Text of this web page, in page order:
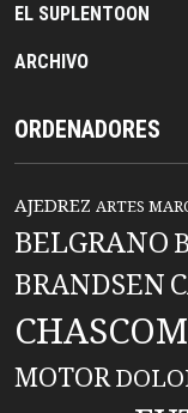
EL SUPLENTOON
ARCHIVO
ORDENADORES
AJEDREZ ARTES
BELGRANO
BRANDSEN
MOTOR